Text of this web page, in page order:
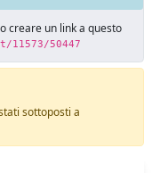
creare un link a questo
50447
sottoposti a